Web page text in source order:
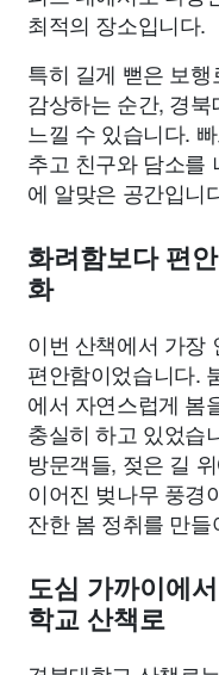
최적의 장소입니다.
특히 길게 뻗은 보
감상하는 순간, 경
느낄 수 있습니다.
추고 친구와 담소를
에 알맞은 공간입니
화려함보다 편
화
이번 산책에서 가장
편안함이었습니다.
에서 자연스럽게 봄
충실히 하고 있었습
방문객들, 젖은 길
이어진 벚나무 풍경
잔한 봄 정취를 만
도심 가까이에
학교 산책로